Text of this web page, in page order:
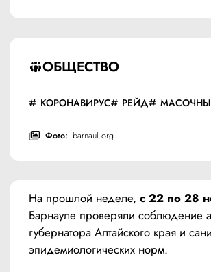
ОБЩЕСТВО
КОРОНАВИРУС РЕЙД
Фото: barnaul.org
На прошлой неделе, с 22 по 28
Барнауле проверяли соблюдение
губернатора Алтайского края и
эпидемиологических норм.